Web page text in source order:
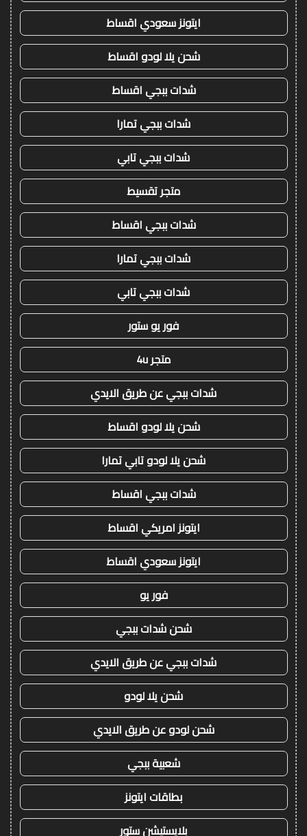
ايتونز سعودي اقساط
شحن يلا لودو اقساط
شدات ببجي اقساط
شدات ببجي تمارا
شدات ببجي تابي
متجر تقسيط
شدات ببجي اقساط
شدات ببجي تمارا
شدات ببجي تابي
فور يو ستور
متجر 4u
شدات ببجي عن طريق الايدي
شحن يلا لودو اقساط
شحن يلا لودو تابي تمارا
شدات ببجي اقساط
ايتونز امريكي اقساط
ايتونز سعودي اقساط
فور يو
شحن شدات ببجي
شدات ببجي عن طريق الايدي
شحن يلا لودو
شحن لودو عن طريق الايدي
شعبية ببجي
بطاقات ايتونز
بلايستيشن ستور